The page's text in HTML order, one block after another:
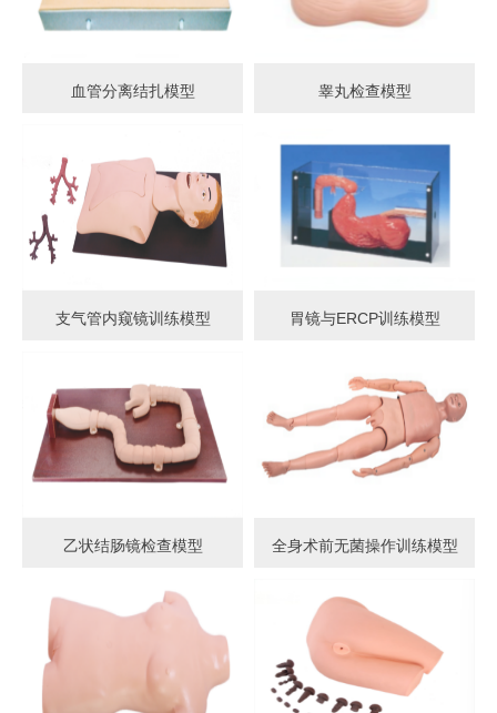
血管分离结扎模型 睾丸检查模型
支气管内窥镜训练模型 胃镜与ERCP训练模型
乙状结肠镜检查模型 全身术前无菌操作训练模型